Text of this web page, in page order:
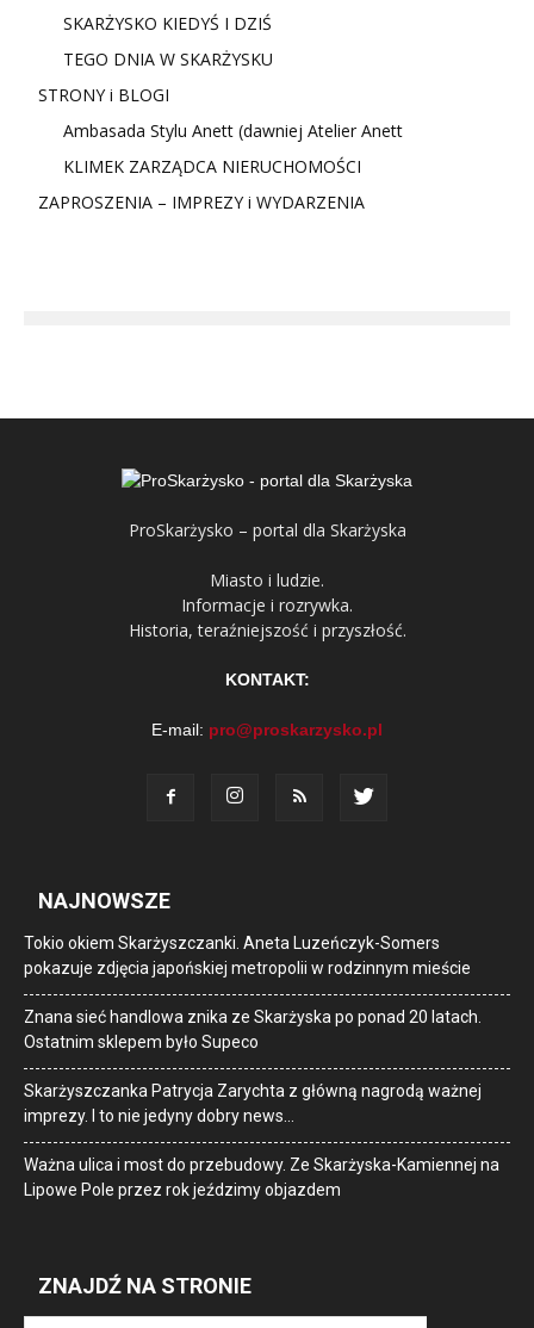
SKARŻYSKO KIEDYŚ I DZIŚ
TEGO DNIA W SKARŻYSKU
STRONY i BLOGI
Ambasada Stylu Anett (dawniej Atelier Anett
KLIMEK ZARZĄDCA NIERUCHOMOŚCI
ZAPROSZENIA – IMPREZY i WYDARZENIA
ProSkarżysko – portal dla Skarżyska
Miasto i ludzie.
Informacje i rozrywka.
Historia, teraźniejszość i przyszłość.
KONTAKT:
E-mail: pro@proskarzysko.pl
NAJNOWSZE
Tokio okiem Skarżyszczanki. Aneta Luzeńczyk-Somers
pokazuje zdjęcia japońskiej metropolii w rodzinnym mieście
Znana sieć handlowa znika ze Skarżyska po ponad 20 latach.
Ostatnim sklepem było Supeco
Skarżyszczanka Patrycja Zarychta z główną nagrodą ważnej
imprezy. I to nie jedyny dobry news…
Ważna ulica i most do przebudowy. Ze Skarżyska-Kamiennej na
Lipowe Pole przez rok jeździmy objazdem
ZNAJDŹ NA STRONIE